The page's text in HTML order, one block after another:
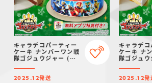
キャラデコパーティー
ケーキ ナンバーワン戦
隊ゴジュウジャー (チ
イズ)【2025年12月発
送・クリスマス予約】
2025.12発送
キャラデ
ケーキ ナ
隊ゴジュ
発送・クリ
約】
2025.12発